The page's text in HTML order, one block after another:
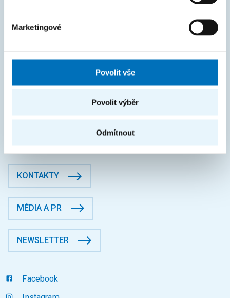
Marketingové
Povolit vše
Povolit výběr
Odmítnout
Život na FIT
DIČ: CZ68407700
České vysoké učení technické v Praze
Fakulta informačních technologií
KONTAKTY
MÉDIA A PR
NEWSLETTER
Facebook